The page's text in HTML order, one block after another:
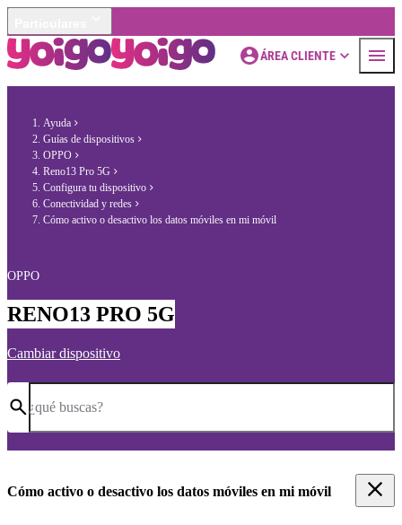
ÁREA CLIENTE
Ayuda
Guías de dispositivos
OPPO
Reno13 Pro 5G
Configura tu dispositivo
Conectividad y redes
Cómo activo o desactivo los datos móviles en mi móvil
OPPO
RENO13 PRO 5G
Cambiar dispositivo
¿qué buscas?
Cómo activo o desactivo los datos móviles en mi móvil